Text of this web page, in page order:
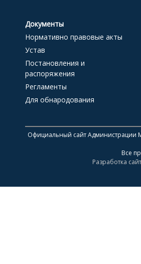
Документы
Нормативно правовые акты
Устав
Постановления и
распоряжения
Регламенты
Для обнародования
Официальный сайт Администрации
Все
Разработка